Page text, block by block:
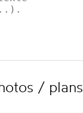
/ plans